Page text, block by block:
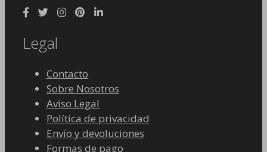
Legal
Contacto
Sobre Nosotros
Aviso Legal
Política de privacidad
Envío y devoluciones
Formas de pago